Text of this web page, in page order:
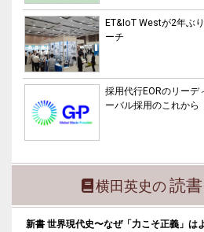
ET&IoT Westが2年ぶ
ーチ
採用代行EORのリーデ
ーバル採用のこれから
横田英史の読
新書 世界現代史〜なぜ「力こそ正義」は